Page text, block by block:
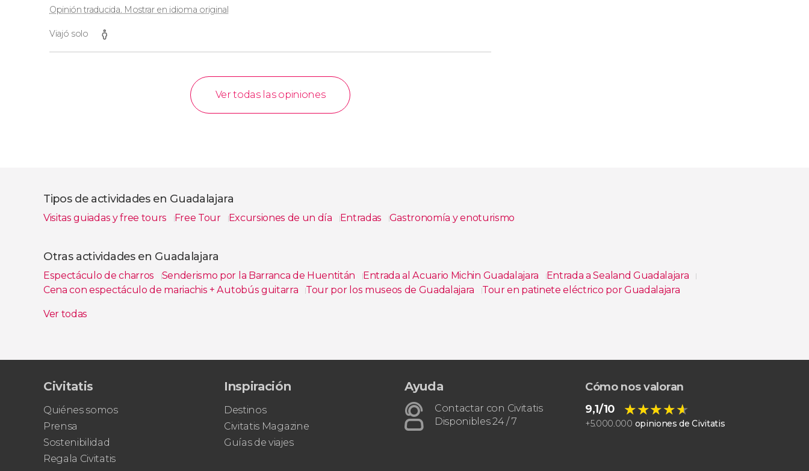
Opinión traducida. Mostrar en idioma original
Viajó solo
Ver todas las opiniones
Tipos de actividades en Guadalajara
Visitas guiadas y free tours Free Tour Excursiones de un día Entradas Gastronomía y enoturismo
Otras actividades en Guadalajara
Espectáculo de charros Senderismo por la Barranca de Huentitán Entrada al Acuario Michin Guadalajara
Entrada a Sealand Guadalajara
Cena con espectáculo de mariachis + Autobús guitarra
Tour por los museos de Guadalajara
Tour en patinete eléctrico por Guadalajara
Ver todas
Civitatis
Quiénes somos
Prensa
Sostenibilidad
Regala Civitatis
Inspiración
Destinos
Civitatis Magazine
Guías de viajes
Ayuda
Contactar con Civitatis
Disponibles 24 / 7
Cómo nos valoran
9,1/10
★★★★★
★★★★★
+5.000.000 opiniones de Civitatis